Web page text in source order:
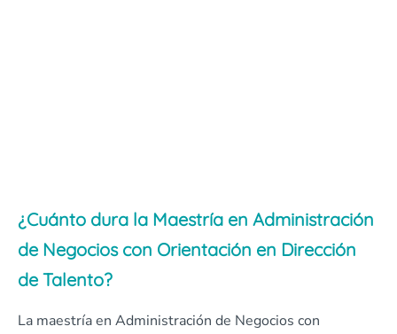
¿Cuánto dura la Maestría en Administración
de Negocios con Orientación en Dirección
de Talento?
La maestría en Administración de Negocios con